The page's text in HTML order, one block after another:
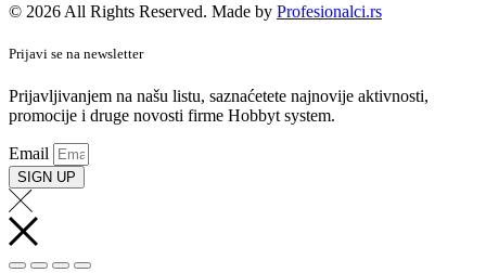
© 2026 All Rights Reserved. Made by Profesionalci.rs
Prijavi se na newsletter
Prijavljivanjem na našu listu, saznaćetete najnovije aktivnosti,
promocije i druge novosti firme Hobbyt system.
Email
SIGN UP